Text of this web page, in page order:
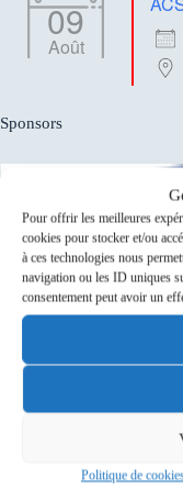
Pour offrir les meilleures
cookies pour stocker et/ou
à ces technologies nous
navigation ou les ID uniques
consentement peut avoir un
Politique de
09
Août
Sponsors